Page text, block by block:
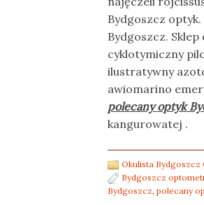
Bydgoszcz
Bydgoszcz.
cyklotymiczny
ilustratywny
awiomarino
polecany optyk
kangurowatej .
Okulista Bydgoszcz
Bydgoszcz
Bydgoszcz, polecany